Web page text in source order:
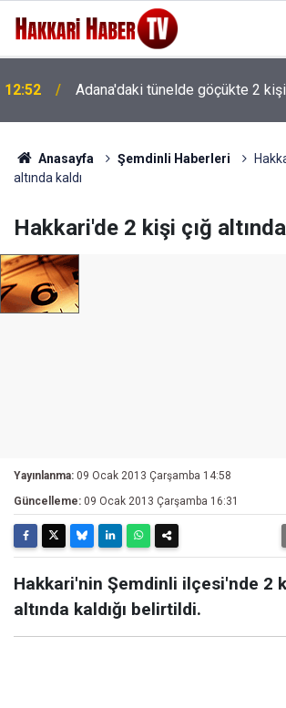
12:29 Parlak’tan yaban keçisi
Anasayfa Şemdinli Haberleri
altında kaldı
Hakkari'de 2 kişi çığ
Yayınlanma: 09 Ocak 2013 Çarşamba 14:58
Güncelleme: 09 Ocak 2013 Çarşamba 16:31
Hakkari'nin Şemdinli ilçesi'nde 2
altında kaldığı belirtildi.